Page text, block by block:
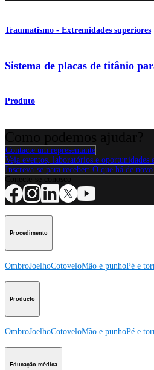
Traumatismo - Extremidades superiores
Sistema de placas de titânio
Produto
Contacte um representante
Veja eventos, laboratórios e oportunidades
Inscreva-se para receber: O que há de
Procedimento
OmbroJoelhoCotoveloMão e punhoPé e
Producto
OmbroJoelhoCotoveloMão e punhoPé e
Educação médica